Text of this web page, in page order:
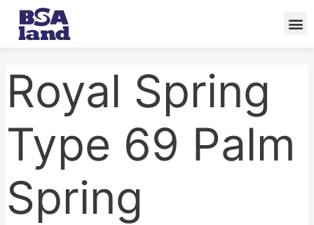
Skip
content
Royal Spring
Type 69 Palm
Spring